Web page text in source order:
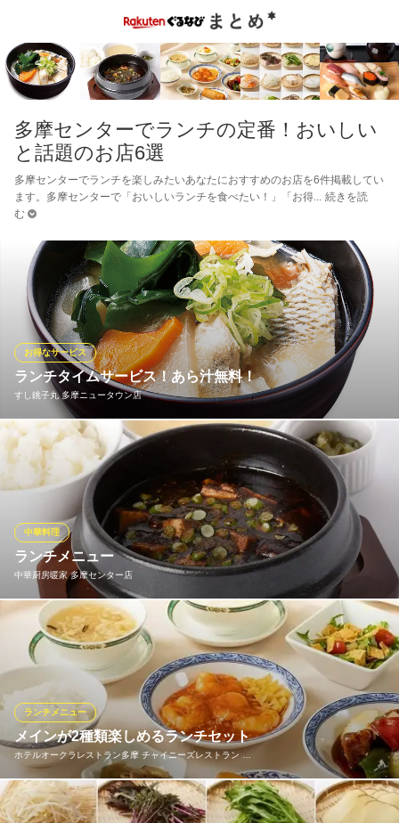
多摩センターでランチの定番！おいしい
と話題のお店6選
多摩センターでランチを楽しみたいあなたにおすすめのお店を6件掲載してい
ます。多摩センターで「おいしいランチを食べたい！」「お得
続きを読
む
ランチタイムサービス！あら汁無料！
すし銚子丸 多摩ニュータウン店
お得なサービス
土曜・日曜・祝日および年末年始、ゴールデンウィーク、夏休み
などの繁忙期を除き、午後3時までは「ランチタイムサービス」を
実施しています。当店自慢の逸品。毎日さばく魚のあらを使った
「あら汁」が無料でおかわり自由！お得なタイムサービスです。
すし銚子丸 多摩ニュータウン店
京王相模原線京王堀之内駅 徒歩15分
東京都八王子市松木51-5
ランチメニュー
中華厨房暖家 多摩センター店
中華料理
中華定食や中華麺などランチタイム限定のお得なメニューをご用
意しております☆イチオシは旨辛！「麻婆豆腐定食」！人気のタ
ンメンやピリ辛担々麺など単品でもご注文可能です◎
おすすめランチメニュー
特製中華御膳
1,960円(税込)
麻婆豆腐定食
1,000円(税込)
メインが2種類楽しめるランチセット
ホテルオークラレストラン多摩 チャイニーズレストラン …
ランチメニュー
ホテルオークラ伝統の中国料理を、お昼から贅沢にご堪能いただ